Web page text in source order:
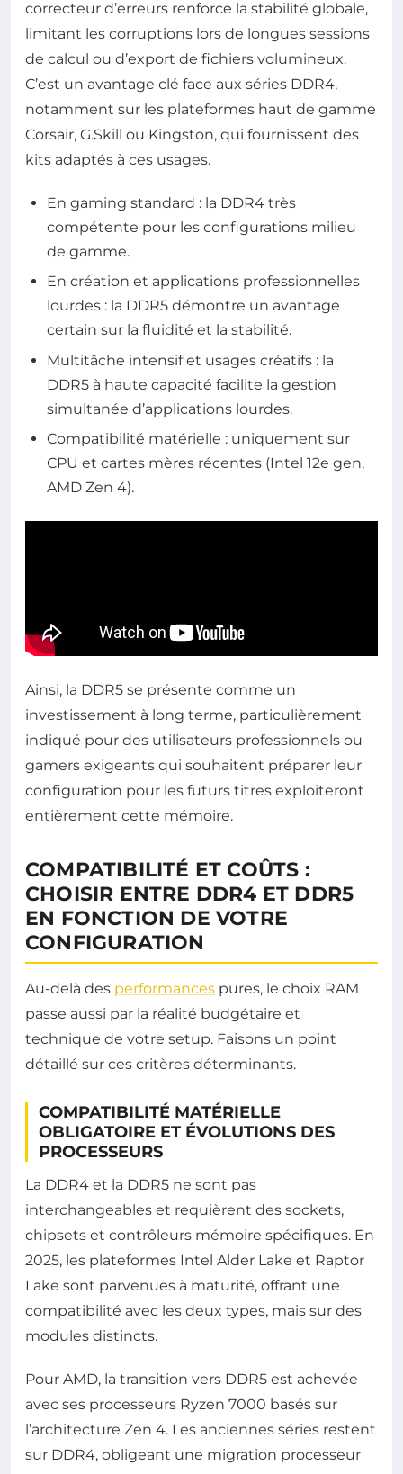
correcteur d’erreurs renforce la stabilité globale,
limitant les corruptions lors de longues sessions
de calcul ou d’export de fichiers volumineux.
C’est un avantage clé face aux séries DDR4,
notamment sur les plateformes haut de gamme
Corsair, G.Skill ou Kingston, qui fournissent des
kits adaptés à ces usages.
En gaming standard : la DDR4 très
compétente pour les configurations milieu
de gamme.
En création et applications professionnelles
lourdes : la DDR5 démontre un avantage
certain sur la fluidité et la stabilité.
Multitâche intensif et usages créatifs : la
DDR5 à haute capacité facilite la gestion
simultanée d’applications lourdes.
Compatibilité matérielle : uniquement sur
CPU et cartes mères récentes (Intel 12e gen,
AMD Zen 4).
Ainsi, la DDR5 se présente comme un
investissement à long terme, particulièrement
indiqué pour des utilisateurs professionnels ou
gamers exigeants qui souhaitent préparer leur
configuration pour les futurs titres exploiteront
entièrement cette mémoire.
COMPATIBILITÉ ET COÛTS :
CHOISIR ENTRE DDR4 ET DDR5
EN FONCTION DE VOTRE
CONFIGURATION
Au-delà des performances pures, le choix RAM
passe aussi par la réalité budgétaire et
technique de votre setup. Faisons un point
détaillé sur ces critères déterminants.
COMPATIBILITÉ MATÉRIELLE
OBLIGATOIRE ET ÉVOLUTIONS DES
PROCESSEURS
La DDR4 et la DDR5 ne sont pas
interchangeables et requièrent des sockets,
chipsets et contrôleurs mémoire spécifiques. En
2025, les plateformes Intel Alder Lake et Raptor
Lake sont parvenues à maturité, offrant une
compatibilité avec les deux types, mais sur des
modules distincts.
Pour AMD, la transition vers DDR5 est achevée
avec ses processeurs Ryzen 7000 basés sur
l’architecture Zen 4. Les anciennes séries restent
sur DDR4, obligeant une migration processeur